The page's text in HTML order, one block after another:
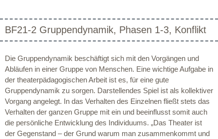
BF21-2 Gruppendynamik, Phasen 1-3, Konflikt
Die Gruppendynamik beschäftigt sich mit den Vorgängen und
Abläufen in einer Gruppe von Menschen. Eine wichtige Aufgabe in
der theaterpädagogischen Arbeit ist es, für eine gute
Gruppendynamik zu sorgen. Darstellendes Spiel ist als kollektiver
Vorgang angelegt. In das Verhalten des Einzelnen fließt stets das
Verhalten der ganzen Gruppe mit ein und beeinflusst somit auch
die persönliche Entwicklung des Individuums. „Das Theater ist
der Gegenstand – der Grund warum man zusammenkommt und